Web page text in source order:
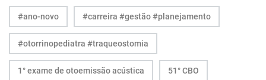
#ano-novo #carreira #gestão #planejamento
#otorrinopediatra #traqueostomia
1° exame de otoemissão acústica 51° CBO